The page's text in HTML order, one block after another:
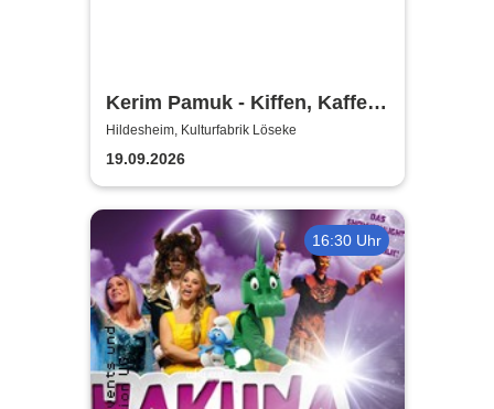
Kerim Pamuk - Kiffen, Kaffee
& Kajal
Hildesheim, Kulturfabrik Löseke
19.09.2026
16:30 Uhr